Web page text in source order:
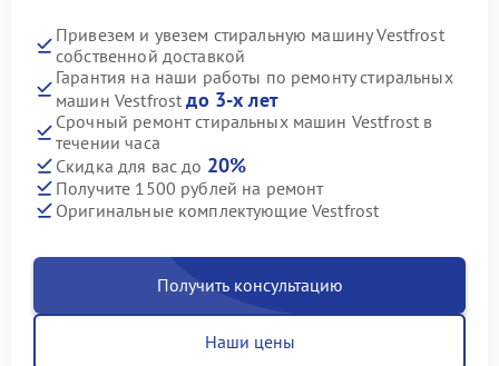
Привезем и увезем стиральную машину Vestfrost
собственной доставкой
Гарантия на наши работы по ремонту стиральных
машин Vestfrostдо 3-х лет
Срочный ремонт стиральных машин Vestfrost в
течении часа
Скидка для вас до 20%
Получите 1500 рублей на ремонт
Оригинальные комплектующие Vestfrost
Получить консультацию
Наши цены